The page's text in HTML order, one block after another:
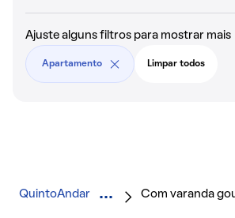
Ajuste alguns filtros para mostrar mais
Apartamento Limpar todos
QuintoAndar Com varanda